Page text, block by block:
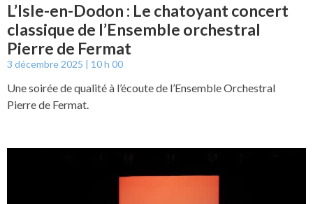
L’Isle-en-Dodon : Le chatoyant concert
classique de l’Ensemble orchestral
Pierre de Fermat
3 décembre 2025 10 h 00
Une soirée de qualité à l’écoute de l’Ensemble Orchestral
Pierre de Fermat.